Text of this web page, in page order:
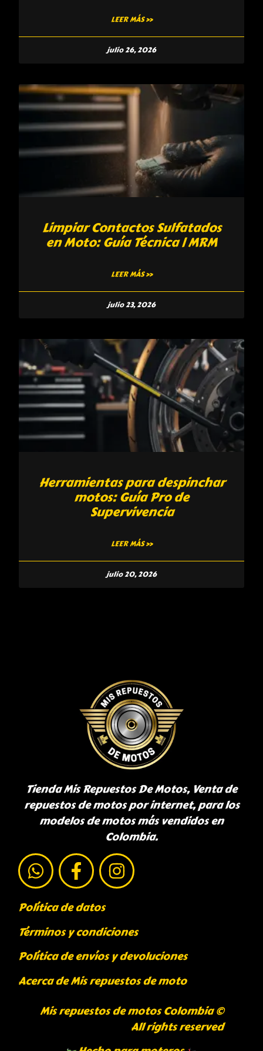
LEER MÁS »
julio 26, 2026
Limpiar Contactos Sulfatados
en Moto: Guía Técnica | MRM
LEER MÁS »
julio 23, 2026
Herramientas para despinchar
motos: Guía Pro de
Supervivencia
LEER MÁS »
julio 20, 2026
Tienda Mis Repuestos De Motos, Venta de
repuestos de motos por internet, para los
modelos de motos más vendidos en
Colombia.
Política de datos
Términos y condiciones
Política de envíos y devoluciones
Acerca de Mis repuestos de moto
Mis repuestos de motos Colombia ©
All rights reserved